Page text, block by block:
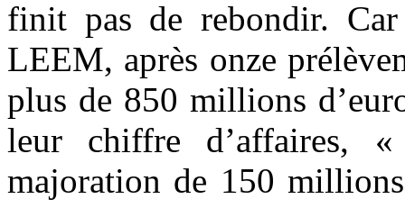
finit pas de rebondir.
LEEM, après onze
plus de 850 millions
leur chiffre d’affaires,
majoration de 150